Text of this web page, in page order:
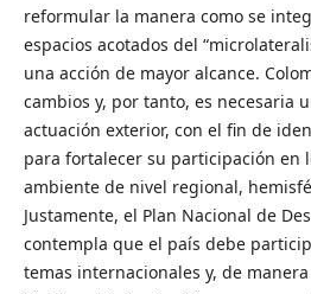
reformular la manera como se
espacios acotados del
una acción de mayor alcance.
cambios y, por tanto, es necesaria
actuación exterior, con el fin de
para fortalecer su participación en
ambiente de nivel regional,
Justamente, el Plan Nacional de
contempla que el país debe
temas internacionales y, de